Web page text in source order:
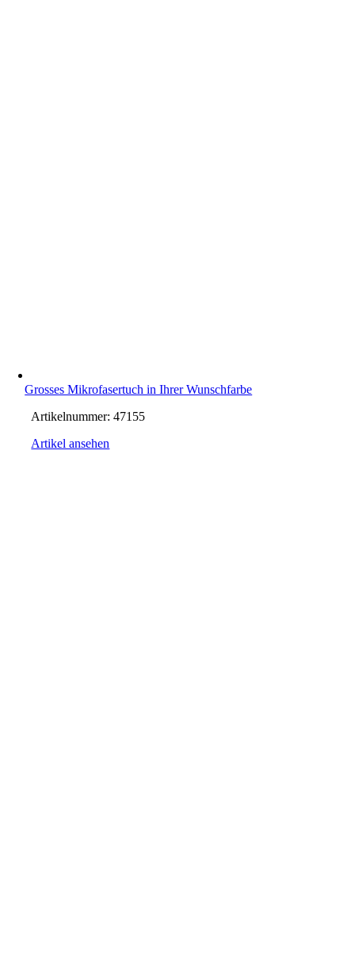
Grosses Mikrofasertuch in Ihrer Wunschfarbe
Artikelnummer:47155
Artikel ansehen